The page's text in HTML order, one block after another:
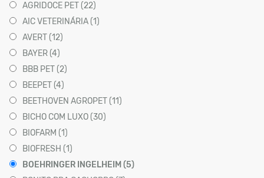
AGRIDOCE PET (22)
AIC VETERINÁRIA (1)
AVERT (12)
BAYER (4)
BBB PET (2)
BEEPET (4)
BEETHOVEN AGROPET (11)
BICHO COM LUXO (30)
BIOFARM (1)
BIOFRESH (1)
BOEHRINGER INGELHEIM (5)